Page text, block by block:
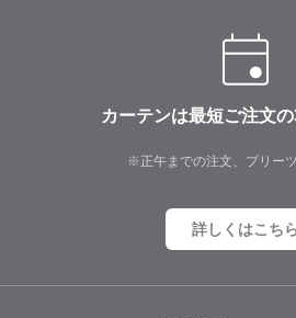
カーテンは最短ご注文
※正午までの注文、プリー
詳しくはこち